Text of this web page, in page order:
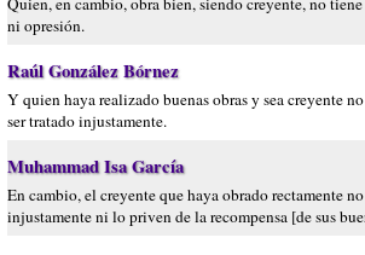
ni opresión.
Raúl González Bórnez
Y quien haya realizado buenas obras y sea creyente
ser tratado injustamente.
Muhammad Isa García
En cambio, el creyente que haya obrado rectamente
injustamente ni lo priven de la recompensa [de sus